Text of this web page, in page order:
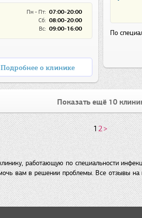
Пн - Пт: 07:00-20:00
Сб: 08:00-20:00
Вс: 09:00-16:00
Подробнее о клинике
По
Показать ещё 10
12>
работающую по специальности
вам в решении проблемы. Все отзывы